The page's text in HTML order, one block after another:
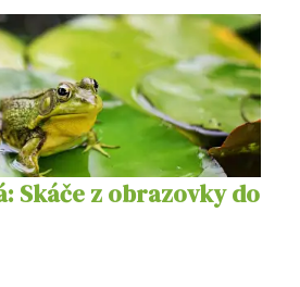
Skáče z obrazovky do